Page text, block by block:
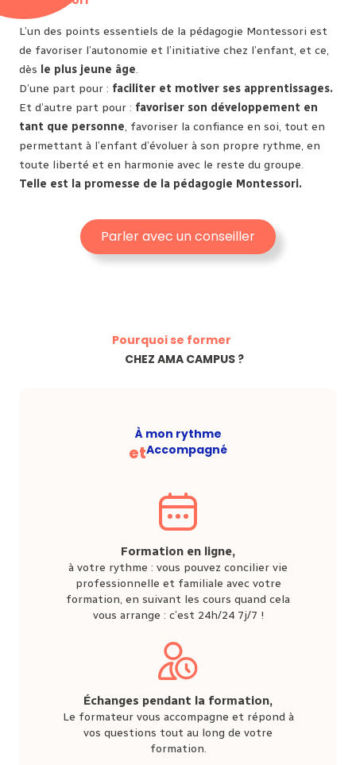
L’un des points essentiels de la pédagogie Montessori est
de favoriser l’autonomie et l’initiative chez l’enfant, et ce,
dès le plus jeune âge.
D’une part pour : faciliter et motiver ses apprentissages.
Et d’autre part pour : favoriser son développement en
tant que personne, favoriser la confiance en soi, tout en
permettant à l’enfant d’évoluer à son propre rythme, en
toute liberté et en harmonie avec le reste du groupe.
Telle est la promesse de la pédagogie Montessori.
Parler avec un conseiller
Pourquoi se former
CHEZ AMA CAMPUS ?
À mon rythme
etAccompagné
Formation en ligne,
à votre rythme : vous pouvez concilier vie
professionnelle et familiale avec votre
formation, en suivant les cours quand cela
vous arrange : c’est 24h/24 7j/7 !
Échanges pendant la formation,
Le formateur vous accompagne et répond à
vos questions tout au long de votre
formation.